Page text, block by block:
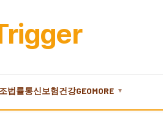
법률통신보험건강GEOMORE ▼